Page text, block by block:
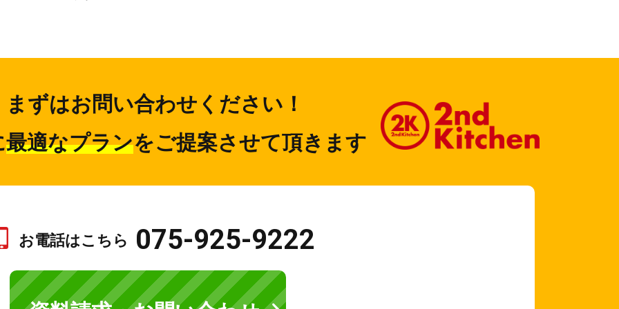
まずはお問い合わせください！
最適なプランをご提案させて頂きます
お電話はこちら 075-925-9222